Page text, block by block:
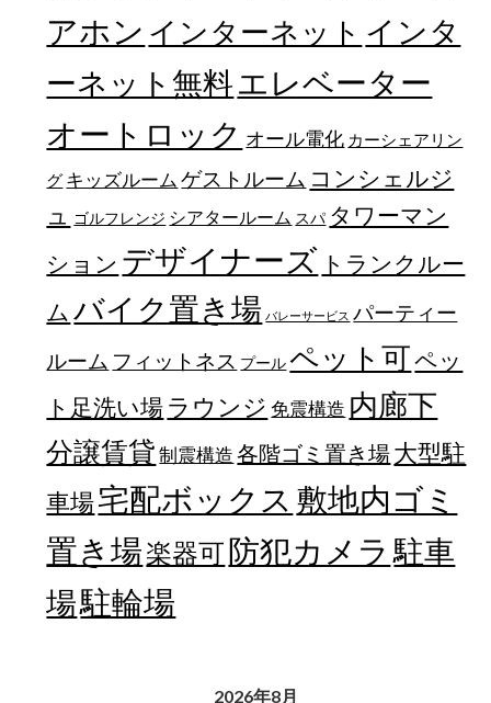
アホン インターネット インタ
ーネット無料エレベーター
オートロック オール電化 カーシェアリン
グ キッズルーム ゲストルーム コンシェルジ
ュ
ゴルフレンジ シアタールーム スパ タワーマン
ション デザイナーズ トランクルー
ム バイク置き場 バレーサービス パーティー
ルーム フィットネス プール ペット可ペッ
ト足洗い場 ラウンジ 免震構造 内廊下
分譲賃貸 制震構造 各階ゴミ置き場大型駐
車場宅配ボックス 敷地内ゴミ
置き場楽器可防犯カメラ 駐車
場駐輪場
2026年8月